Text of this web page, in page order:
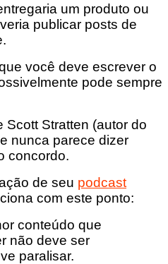
um produto ou
publicar posts de
você deve escrever o
pode sempre
Scott Stratten (autor do
nunca parece dizer
concordo.
de seu podcast
com este ponto:
conteúdo que
não deve ser
paralisar.